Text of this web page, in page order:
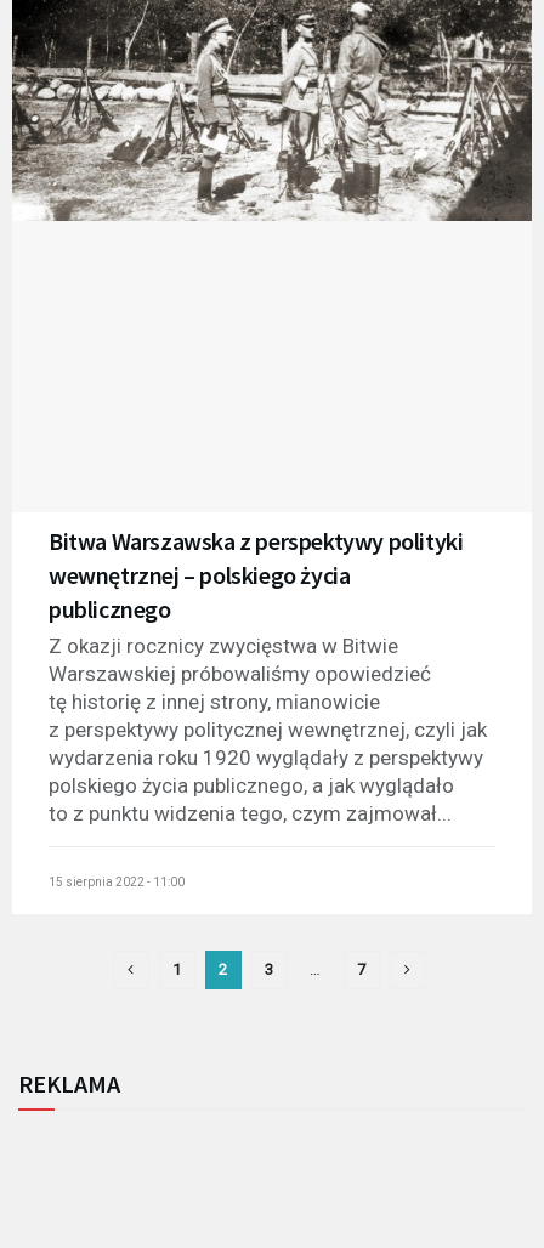
Bitwa Warszawska z perspektywy polityki
wewnętrznej – polskiego życia
publicznego
Z okazji rocznicy zwycięstwa w Bitwie
Warszawskiej próbowaliśmy opowiedzieć
tę historię z innej strony, mianowicie
z perspektywy politycznej wewnętrznej, czyli jak
wydarzenia roku 1920 wyglądały z perspektywy
polskiego życia publicznego, a jak wyglądało
to z punktu widzenia tego, czym zajmował...
15 sierpnia 2022 - 11:00
1 2 3 … 7
REKLAMA